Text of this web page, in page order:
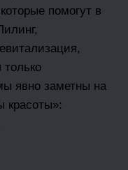
помогут в
только
явно заметны на
красоты»: